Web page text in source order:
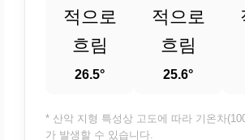
적으로
흐림
26.5°
적으로
흐림
25.6°
* 산악 지형 특성상 고도에 따라 기온차
가 발생할 수 있습니다.